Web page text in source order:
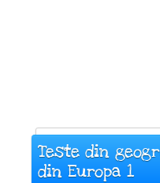
Teste din
din Europa 1